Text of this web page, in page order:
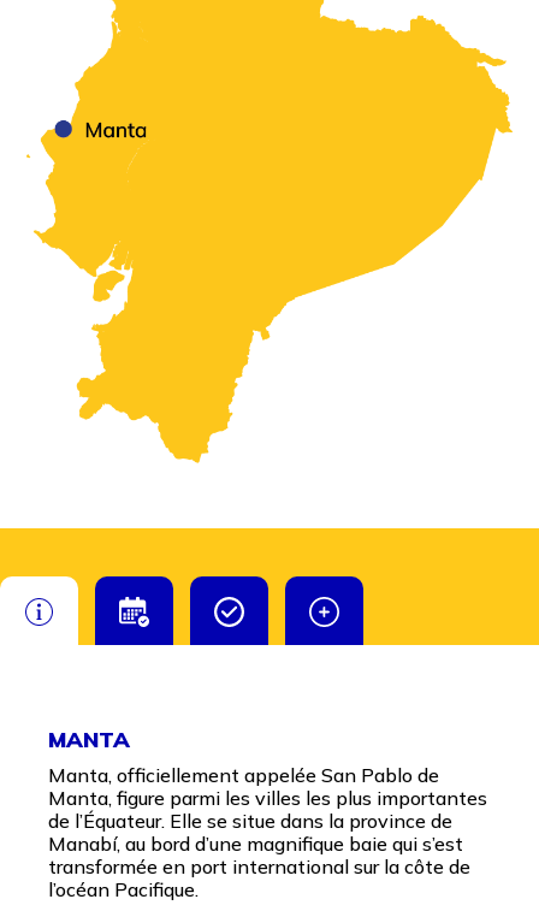
MANTA
Manta, officiellement appelée San Pablo de
Manta, figure parmi les villes les plus importantes
de l’Équateur. Elle se situe dans la province de
Manabí, au bord d’une magnifique baie qui s’est
transformée en port international sur la côte de
l’océan Pacifique.